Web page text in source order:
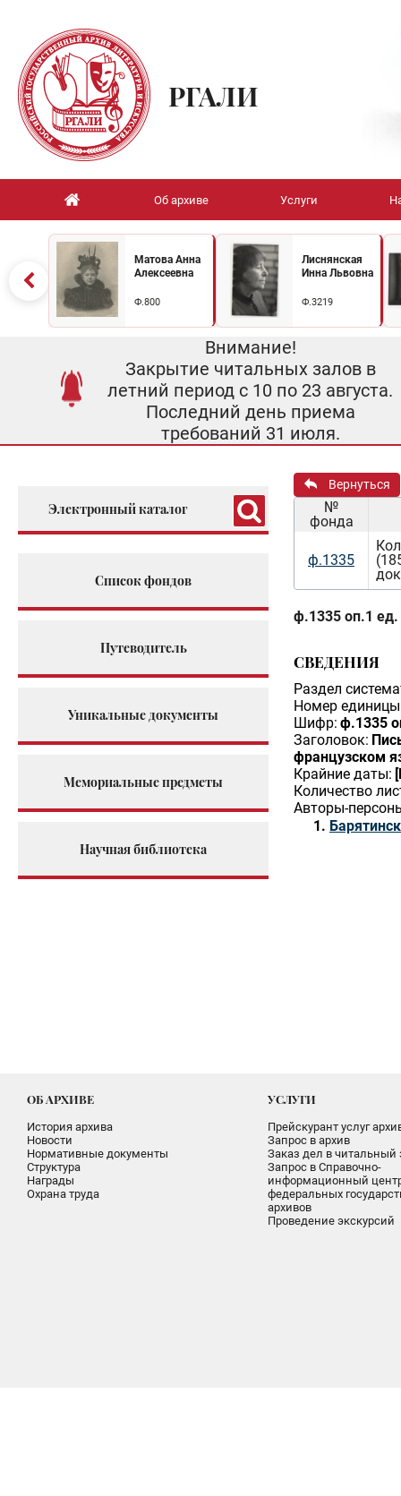
РГАЛИ
Об архиве Услуги
Матова Анна
Алексеевна
Ф.800
Лиснянская
Инна Львовна
Ф.3219
Внимание!
Закрытие читальных залов в
летний период с 10 по 23 августа.
Последний день приема
требований 31 июля.
Электронный каталог
Список фондов
Путеводитель
Уникальные документы
Мемориальные предметы
Научная библиотека
Вернуться
№
фонда
ф.1335
ф.1335 оп.1 ед.
СВЕДЕНИЯ
Раздел
Номер единицы
Шифр: ф.1335
Заголовок:
французском
Крайние даты:
Количество
Авторы-
ОБ АРХИВЕ
История архива
Новости
Нормативные документы
Структура
Награды
Охрана труда
УСЛУГИ
Прейскурант услуг
Запрос в архив
Заказ дел в читальный
Запрос в Справочно-
информационный
федеральных
архивов
Проведение экскурсий